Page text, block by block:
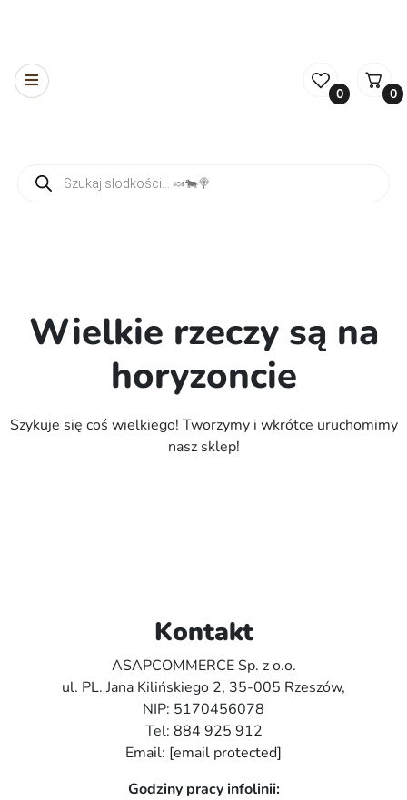
0 0
Wielkie rzeczy są na
horyzoncie
Szykuje się coś wielkiego! Tworzymy i wkrótce uruchomimy
nasz sklep!
Kontakt
ASAPCOMMERCE Sp. z o.o.
ul. PL. Jana Kilińskiego 2, 35-005 Rzeszów,
NIP: 5170456078
Tel: 884 925 912
Email: [email protected]
Godziny pracy infolinii: